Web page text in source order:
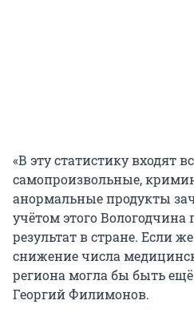
«В эту статистику входят
самопроизвольные,
анормальные продукты
учётом этого Вологодчина
результат в стране. Если
снижение числа
региона могла бы быть
Георгий Филимонов.